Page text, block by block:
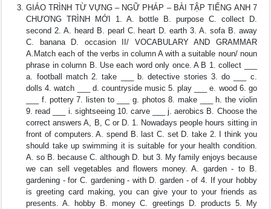
GIÁO TRÌNH TỪ VỰNG – NGỮ PHÁP – BÀI TẬP TIẾNG ANH 7
CHƯƠNG TRÌNH MỚI 1. A. bottle B. purpose C. collect D.
second 2. A. heard B. pearl C. heart D. earth 3. A. sofa B. away
C. banana D. occasion II/ VOCABULARY AND GRAMMAR
A.Match each of the verbs in column A with a suitable noun/ noun
phrase in column B. Use each word only once. A B 1. collect ___
a. football match 2. take ___ b. detective stories 3. do ___ c.
dolls 4. watch ___ d. countryside music 5. play ___ e. wood 6. go
___ f. pottery 7. listen to ___ g. photos 8. make ___ h. the violin
9. read ___ i. sightseeing 10. carve ___ j. aerobics B. Choose the
correct answers A, B, C or D. 1. Nowadays people hours sitting in
front of computers. A. spend B. last C. set D. take 2. I think you
should take up swimming it is suitable for your health condition.
A. so B. because C. although D. but 3. My family enjoys because
we can sell vegetables and flowers money. A. garden - to B.
gardening - for C. gardening - with D. garden - of 4. If your hobby
is greeting card making, you can give your to your friends as
presents. A. hobby B. money C. greetings D. products 5. My